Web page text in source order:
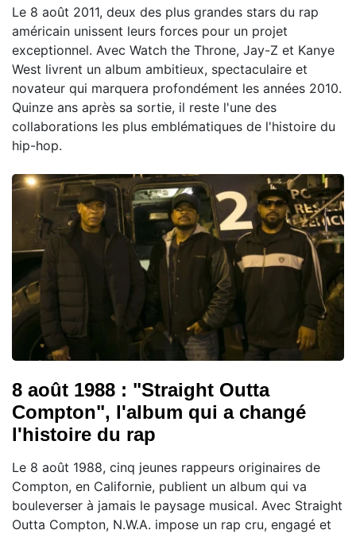
Le 8 août 2011, deux des plus grandes stars du rap
américain unissent leurs forces pour un projet
exceptionnel. Avec Watch the Throne, Jay-Z et Kanye
West livrent un album ambitieux, spectaculaire et
novateur qui marquera profondément les années 2010.
Quinze ans après sa sortie, il reste l'une des
collaborations les plus emblématiques de l'histoire du
hip-hop.
8 août 1988 : "Straight Outta
Compton", l'album qui a changé
l'histoire du rap
Le 8 août 1988, cinq jeunes rappeurs originaires de
Compton, en Californie, publient un album qui va
bouleverser à jamais le paysage musical. Avec Straight
Outta Compton, N.W.A. impose un rap cru, engagé et